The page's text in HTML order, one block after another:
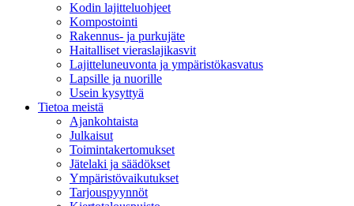
Kodin lajitteluohjeet
Kompostointi
Rakennus- ja purkujäte
Haitalliset vieraslajikasvit
Lajitteluneuvonta ja ympäristökasvatus
Lapsille ja nuorille
Usein kysyttyä
Tietoa meistä
Ajankohtaista
Julkaisut
Toimintakertomukset
Jätelaki ja säädökset
Ympäristövaikutukset
Tarjouspyynnöt